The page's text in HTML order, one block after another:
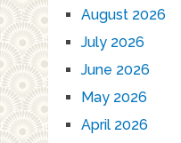
August 2026
July 2026
June 2026
May 2026
April 2026